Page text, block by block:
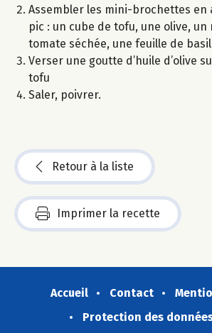
Assembler les mini-brochettes en
pic : un cube de tofu, une olive, un
tomate séchée, une feuille de
Verser une goutte d’huile d’olive
tofu
Saler, poivrer.
Retour à la liste
Imprimer la recette
Accueil Contact
Protection des